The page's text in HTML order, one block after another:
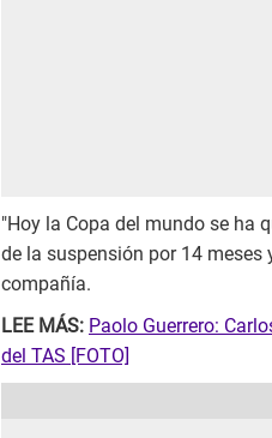
"Hoy la Copa del mundo se ha
de la suspensión por 14 meses
compañía.
LEE MÁS: Paolo Guerrero:
del TAS [FOTO]